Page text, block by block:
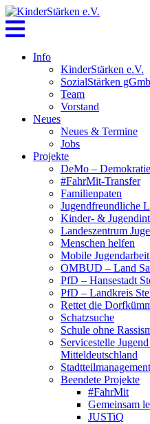
Skip
to
content
Info
KinderStärken e.V.
SozialStärken
Team
Vorstand
Neues
Neues & Termine
Jobs
Projekte
DeMo –
#FahrMit-Transfer
Familienpaten
Jugendfreundliche
Kinder- &
Landeszentrum
Menschen helfen
Mobile
OMBUD – Land
PfD – Hansestadt
PfD – Landkreis
Rettet die
Schatzsuche
Schule ohne
Servicestelle
Mitteldeutschland
Beendete Projekte
#FahrMit
Gemeinsam
JUSTiQ